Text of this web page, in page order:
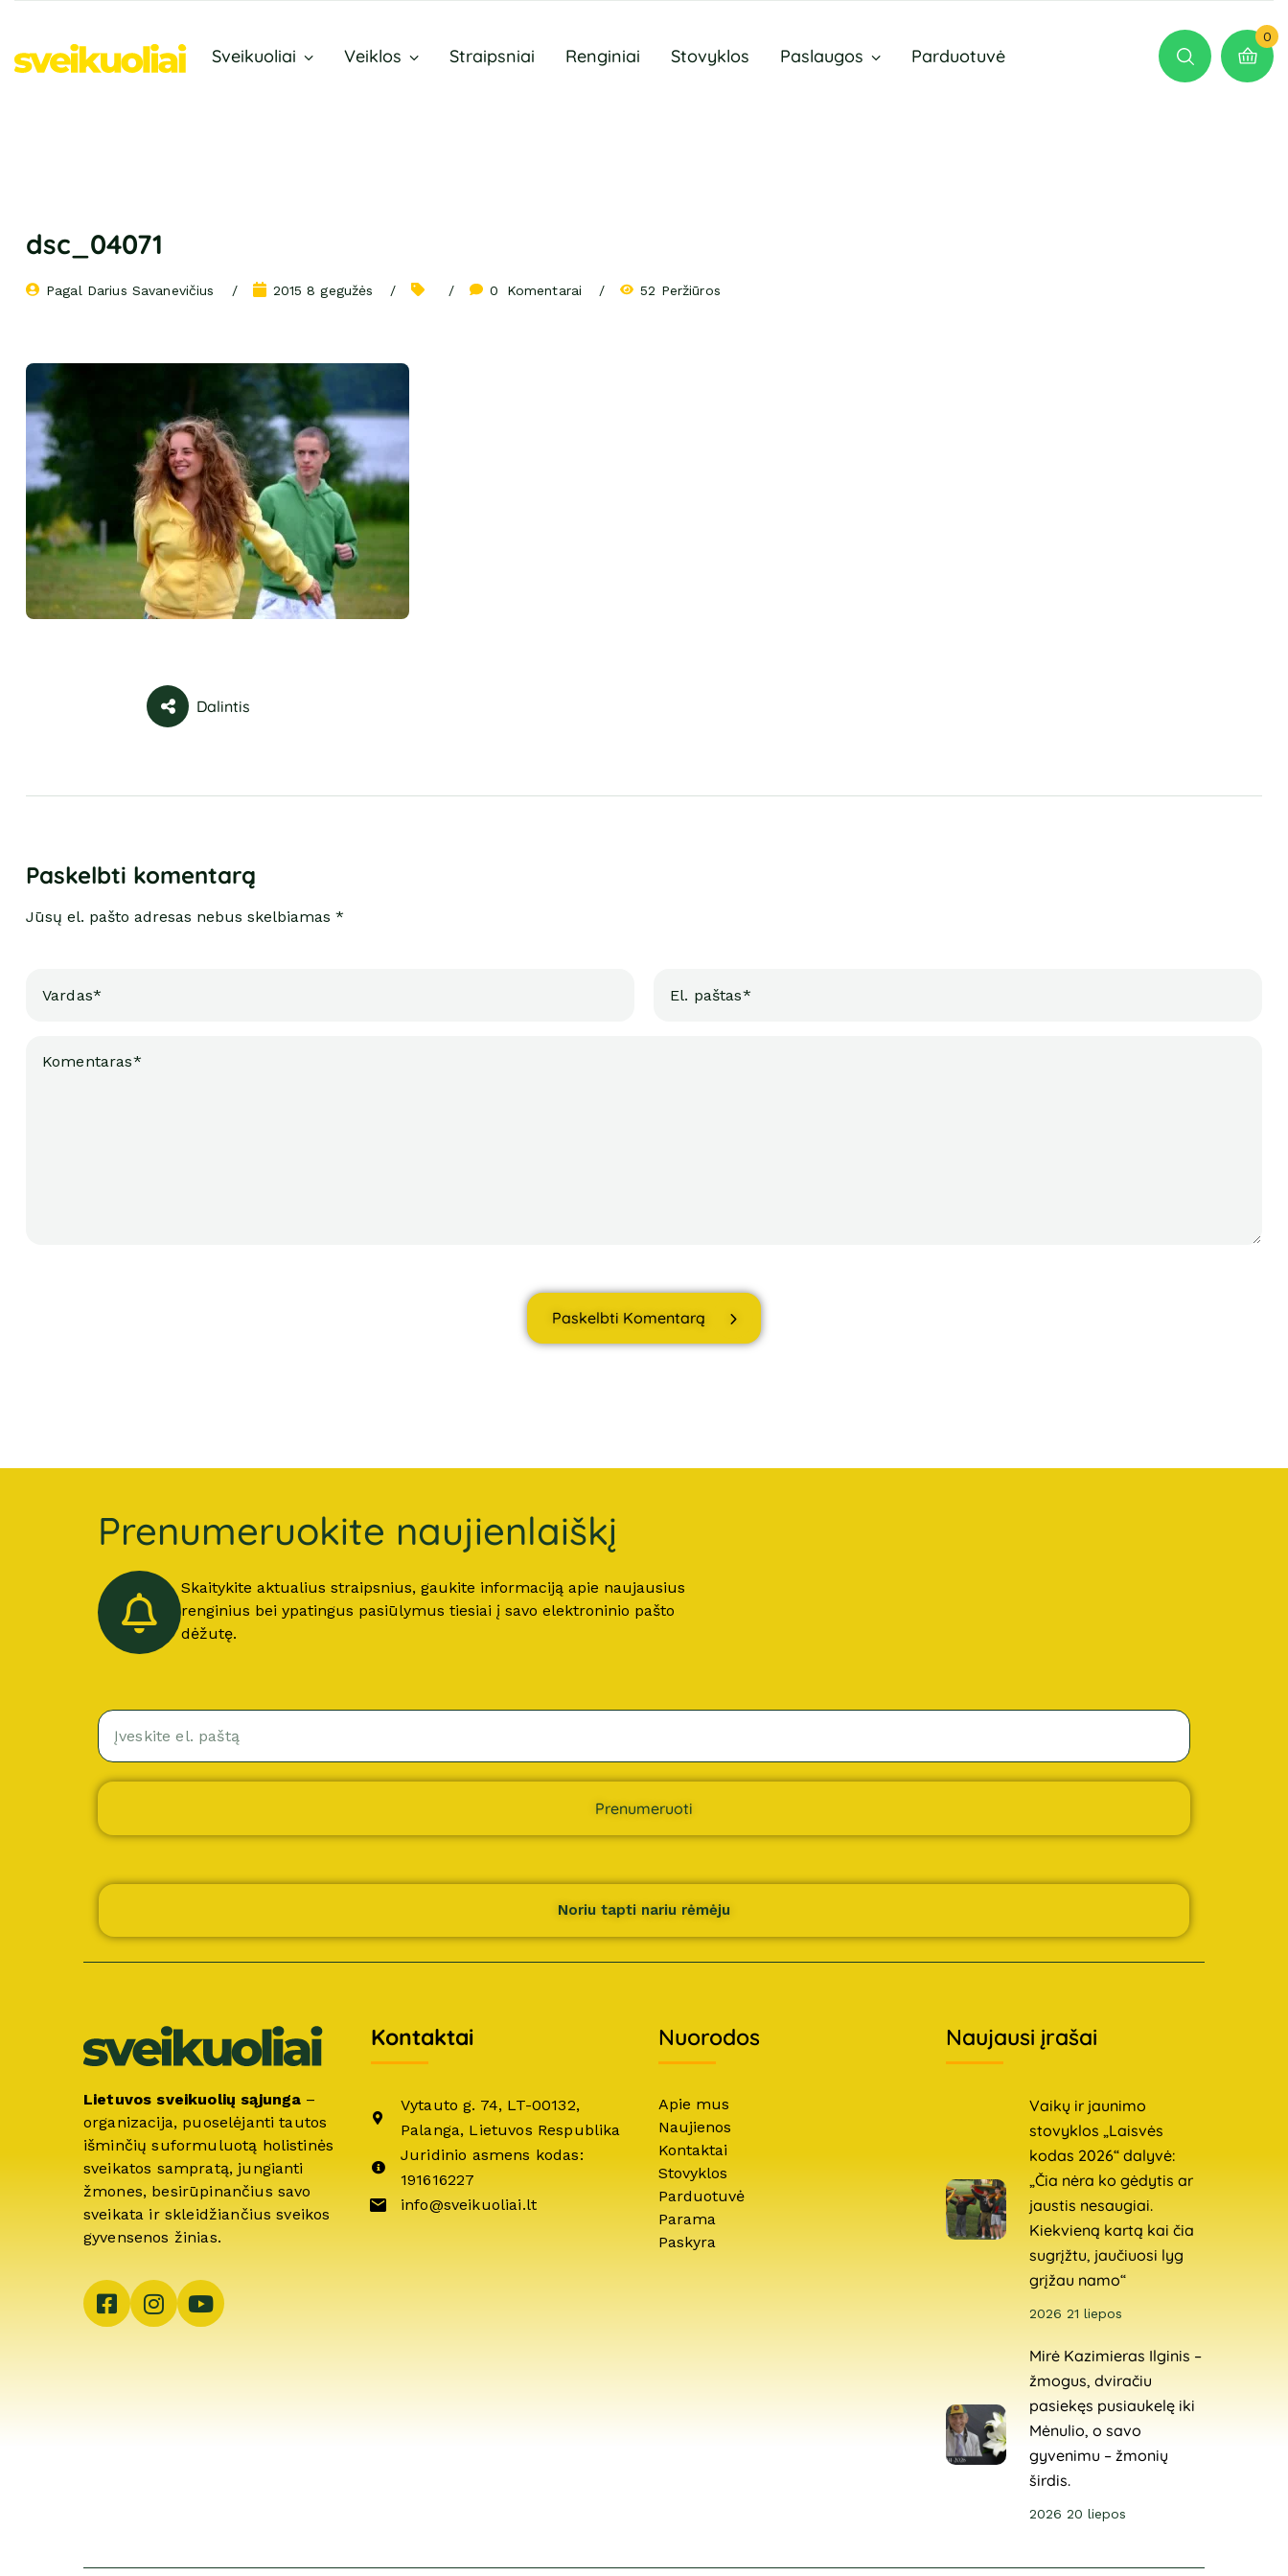
Sveikuoliai Veiklos Straipsniai Renginiai Stovyklos Paslaugos Parduotuvė
0
dsc_04071
Pagal Darius Savanevičius 2015 8 gegužės 0 Komentarai 52 Peržiūros
Dalintis
Paskelbti komentarą
Jūsų el. pašto adresas nebus skelbiamas *
Paskelbti Komentarą
Prenumeruokite naujienlaiškį
Skaitykite aktualius straipsnius, gaukite informaciją apie naujausius
renginius bei ypatingus pasiūlymus tiesiai į savo elektroninio pašto
dėžutę.
Prenumeruoti
Noriu tapti nariu rėmėju
Lietuvos sveikuolių sąjunga –
organizacija, puoselėjanti tautos
išminčių suformuluotą holistinės
sveikatos sampratą, jungianti
žmones, besirūpinančius savo
sveikata ir skleidžiančius sveikos
gyvensenos žinias.
Kontaktai
Vytauto g. 74, LT-00132,
Palanga, Lietuvos Respublika
Juridinio asmens kodas:
191616227
info@sveikuoliai.lt
Nuorodos
Apie mus
Naujienos
Kontaktai
Stovyklos
Parduotuvė
Parama
Paskyra
Naujausi įrašai
Vaikų ir jaunimo
stovyklos „Laisvės
kodas 2026“ dalyvė:
„Čia nėra ko gėdytis ar
jaustis nesaugiai.
Kiekvieną kartą kai čia
sugrįžtu, jaučiuosi lyg
grįžau namo“
2026 21 liepos
Mirė Kazimieras Ilginis –
žmogus, dviračiu
pasiekęs pusiaukelę iki
Mėnulio, o savo
gyvenimu – žmonių
širdis.
2026 20 liepos